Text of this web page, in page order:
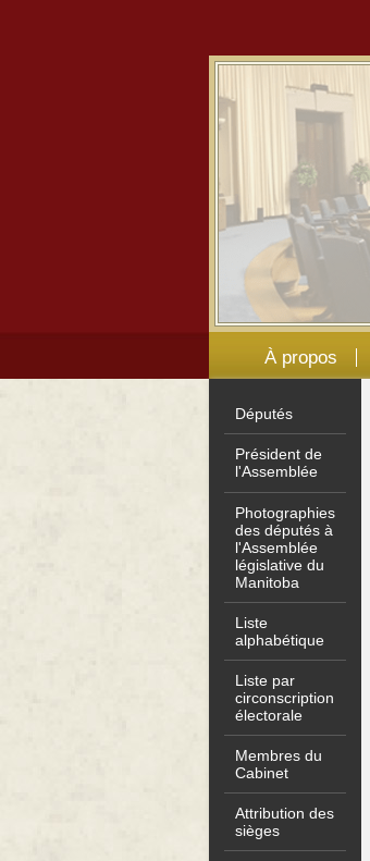
À propos
Députés
Président de
l'Assemblée
Photographies
des députés à
l'Assemblée
législative du
Manitoba
Liste
alphabétique
Liste par
circonscription
électorale
Membres du
Cabinet
Attribution des
sièges